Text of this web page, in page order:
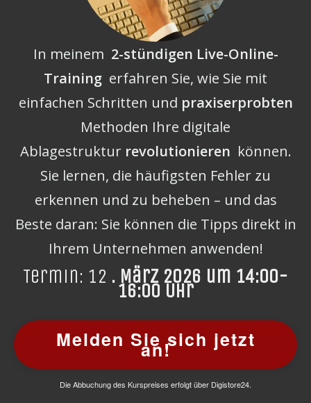
In meinem 2-stündigen Live-Online-
Training erfahren Sie, wie Sie mit
einfachen Schritten und praxiserprobten
Methoden Ihre digitale
Ablagestrukturrevolutionieren können.
Sie lernen, die häufigsten Fehler zu
erkennen und zu beheben – und das
Beste daran: Sie können die Tipps direkt in
Ihrem Unternehmen anwenden!
Termin: 12 . März 2026 um 14:00-
16:00 Uhr
Melden Sie sich jetzt
an!
Die Abbuchung des Kurspreises erfolgt über Digistore24.